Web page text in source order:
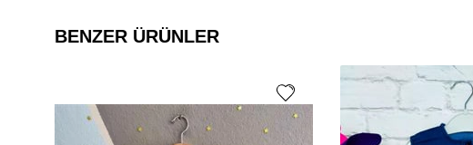
BENZER ÜRÜNLER